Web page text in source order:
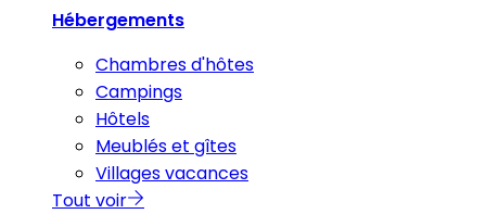
Hébergements
Chambres d'hôtes
Campings
Hôtels
Meublés et gîtes
Villages vacances
Tout voir